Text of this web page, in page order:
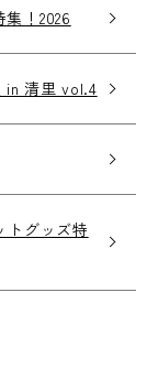
！2026
in 清里 vol.4
トグッズ特